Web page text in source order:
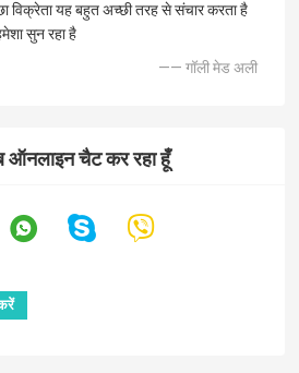
विक्रेता यह बहुत अच्छी तरह से संचार करता है
सुन रहा है
—— गॉली मेड अली
ऑनलाइन चैट कर रहा हूँ